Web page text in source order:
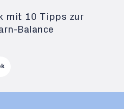
mit 10 Tipps zur
Balance